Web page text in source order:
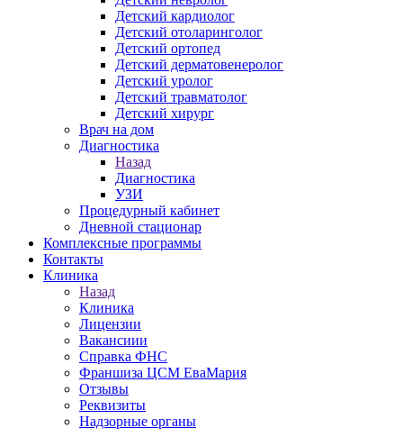
Детский кардиолог
Детский отоларинголог
Детский ортопед
Детский дерматовенеролог
Детский уролог
Детский травматолог
Детский хирург
Врач на дом
Диагностика
Назад
Диагностика
УЗИ
Процедурный кабинет
Дневной стационар
Комплексные программы
Контакты
Клиника
Назад
Клиника
Лицензии
Вакансиии
Справка ФНС
Франшиза ЦСМ ЕваМария
Отзывы
Реквизиты
Надзорные органы